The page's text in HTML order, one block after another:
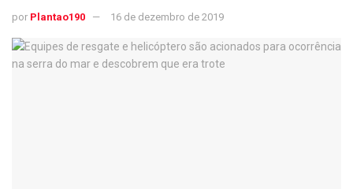
por Plantao190 16 de dezembro de 2019